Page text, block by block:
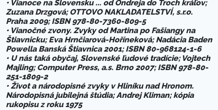
• Vianoce na Slovensku ... od Ondreja do Troch kráľov;
Zuzana Drzgová; OTTOVO NAKLADATELSTVÍ, s.r.o.
Praha 2009; ISBN 978-80-7360-809-5
• Vianočné zvony. Zvyky od Martina po Fašiangy na
Štiavnicku; Eva Hrnčiarová-Hoříneková; Nadácia Baden
Powella Banská Štiavnica 2001; ISBN 80-968124-1-6
• U nás taká obyčaj, Slovenské ľudové tradície; Vojtech
Majling; Computer Press, a.s. Brno 2007; ISBN 978-80-
251-1809-2
• Život a národopisné zvyky v Hliníku nad Hronom.
Národopisná jubilejná štúdia; Andrej Kliman; kópia
rukopisu z roku 1975